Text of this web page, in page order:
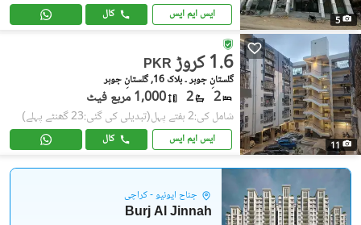
5 ایس ایم ایس کال
11
PKR 1.6 کروڑ
گلستانِِ جوہر ۔ بلاک 16, گلستانِ جوہر
2
2 1,000 مربع فیٹ
شامل کی:2 ہفتے پہل (تبدیلی کی گئی:23 گھنٹے پہلے)
ایس ایم ایس کال
جناح ایونیو - کراچی
Burj Al Jinnah